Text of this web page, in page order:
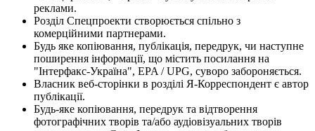
реклами.
Розділ Спецпроекти створюється спільно з
комерційними партнерами.
Будь яке копіювання, публікація, передрук, чи наступне
поширення інформації, що містить посилання на
"Інтерфакс-Україна", EPA / UPG, суворо забороняється.
Власник веб-сторінки в розділі Я-Корреспондент є автор
публікації.
Будь-яке копіювання, передрук та відтворення
фотографічних творів та/або аудіовізуальних творів